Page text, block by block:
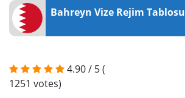
Bahreyn Vize Rejim Tablosu
4.90/ 5(
1251 votes)